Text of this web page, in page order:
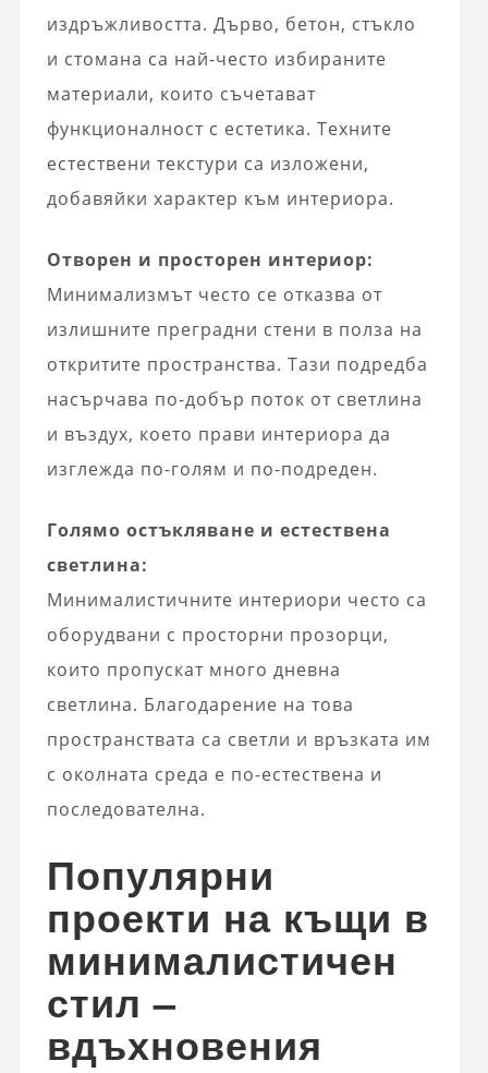
издръжливостта. Дърво, бетон, стъкло
и стомана са най-често избираните
материали, които съчетават
функционалност с естетика. Техните
естествени текстури са изложени,
добавяйки характер към интериора.
Отворен и просторен интериор:
Минимализмът често се отказва от
излишните преградни стени в полза на
откритите пространства. Тази подредба
насърчава по-добър поток от светлина
и въздух, което прави интериора да
изглежда по-голям и по-подреден.
Голямо остъкляване и естествена
светлина:
Минималистичните интериори често са
оборудвани с просторни прозорци,
които пропускат много дневна
светлина. Благодарение на това
пространствата са светли и връзката им
с околната среда е по-естествена и
последователна.
Популярни
проекти на къщи в
минималистичен
стил –
вдъхновения